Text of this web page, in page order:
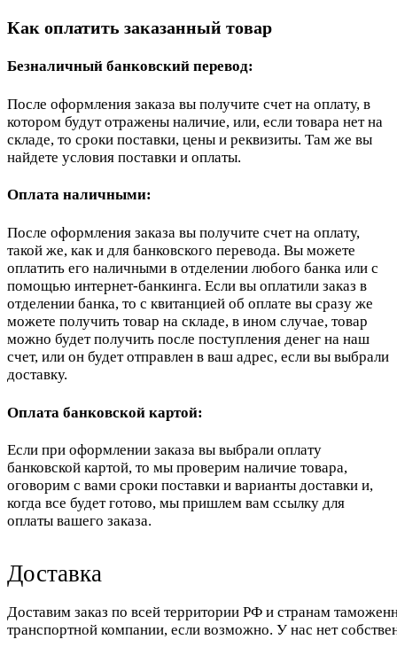
Как оплатить заказанный товар
Безналичный банковский перевод:
После оформления заказа вы получите счет на оплату, в
котором будут отражены наличие, или, если товара нет на
складе, то сроки поставки, цены и реквизиты. Там же вы
найдете условия поставки и оплаты.
Оплата наличными:
После оформления заказа вы получите счет на оплату,
такой же, как и для банковского перевода. Вы можете
оплатить его наличными в отделении любого банка или с
помощью интернет-банкинга. Если вы оплатили заказ в
отделении банка, то с квитанцией об оплате вы сразу же
можете получить товар на складе, в ином случае, товар
можно будет получить после поступления денег на наш
счет, или он будет отправлен в ваш адрес, если вы выбрали
доставку.
Оплата банковской картой:
Если при оформлении заказа вы выбрали оплату
банковской картой, то мы проверим наличие товара,
оговорим с вами сроки поставки и варианты доставки и,
когда все будет готово, мы пришлем вам ссылку для
оплаты вашего заказа.
Доставка
Доставим заказ по всей территории РФ и странам
транспортной компании, если возможно. У нас нет